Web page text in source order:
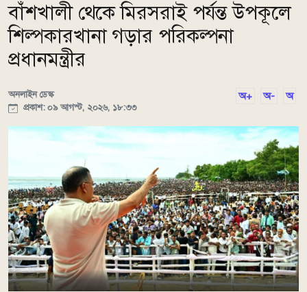
বাঁশখালী থেকে মিরসরাই পর্যন্ত উপকূলে
শিল্পকারখানা গড়ার পরিকল্পনা
প্রধানমন্ত্রীর
অনলাইন ডেস্ক
প্রকাশ: ০৯ আগস্ট, ২০২৬, ১৮:৩৩
অ+ অ- অ